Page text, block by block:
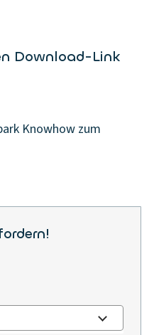
Download-Link
Knowhow zum